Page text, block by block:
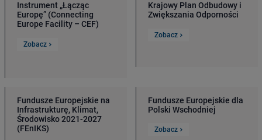
Instrument „Łącząc
Europę” (Connecting
Europe Facility – CEF)
Zobacz
Krajowy Plan Odbudowy i
Zwiększania Odporności
Zobacz
Fundusze Europejskie na
Infrastrukturę, Klimat,
Środowisko 2021-2027
(FEnIKS)
Fundusze Europejskie dla
Polski Wschodniej
Zobacz